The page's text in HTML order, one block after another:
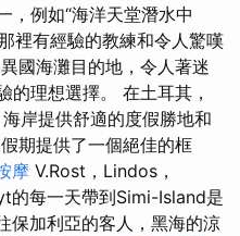
，例如“海洋天堂潛水中
裡有經驗的教練和令人驚嘆
國海灘目的地，令人著迷
的理想選擇。 在土耳其，
岸提供舒適的度假勝地和
期提供了一個絕佳的框
摩 V.Rost，Lindos，
每一天帶到Simi-Island是
保加利亞的客人，黑海的涼